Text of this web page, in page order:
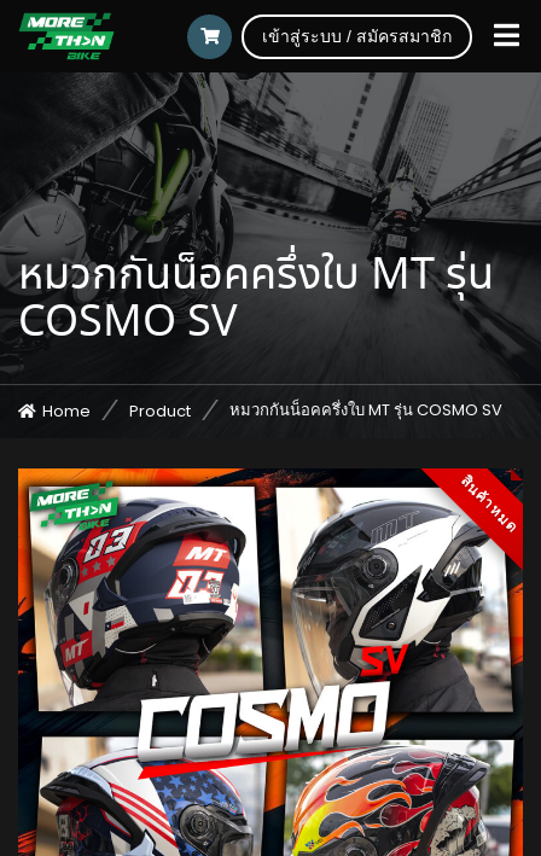
เข้าสู่ระบบ / สมัครสมาชิก
หมวกกันน็อคครึ่งใบ MT รุ่น
COSMO SV
Home Product หมวกกันน็อคครึ่งใบ MT รุ่น COSMO SV
สินค้าหมด